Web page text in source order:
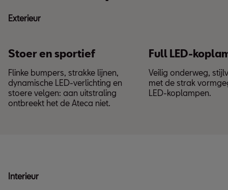
Exterieur
Stoer en sportief
Flinke bumpers, strakke lijnen,
dynamische LED-verlichting en
stoere velgen: aan uitstraling
ontbreekt het de Ateca niet.
Full LED-
Veilig onderweg,
met de strak
LED-koplampen.
Interieur